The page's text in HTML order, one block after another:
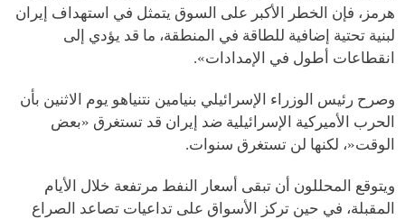
هرمز، فإن الخطر الأكبر على السوق يتمثل في استهداف إيران
لبنية تحتية إضافية للطاقة في المنطقة، ما قد يؤدي إلى
انقطاعات أطول في الإمدادات».
وصرح رئيس الوزراء الإسرائيلي بنيامين نتنياهو يوم الاثنين بأن
الحرب الأميركية الإسرائيلية ضد إيران قد تستغرق «بعض
الوقت«، لكنها لن تستغرق سنوات.
ويتوقع المحللون أن تبقى أسعار النفط مرتفعة خلال الأيام
المقبلة، في حين تركز الأسواق على تداعيات تصاعد الصراع